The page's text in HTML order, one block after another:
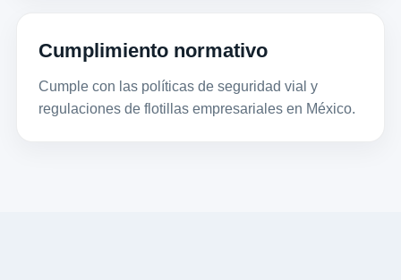
Cumplimiento normativo
Cumple con las políticas de seguridad vial y
regulaciones de flotillas empresariales en México.